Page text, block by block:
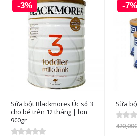
-3%
Sữa bột Blackmores Úc số 3
cho bé trên 12 tháng | lon
900gr
-7%
Sữa
0out of 5